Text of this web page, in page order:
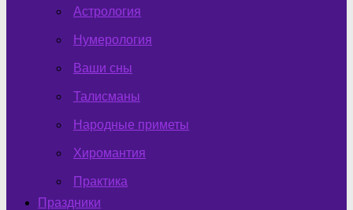
Астрология
Нумерология
Ваши сны
Талисманы
Народные приметы
Хиромантия
Практика
Праздники